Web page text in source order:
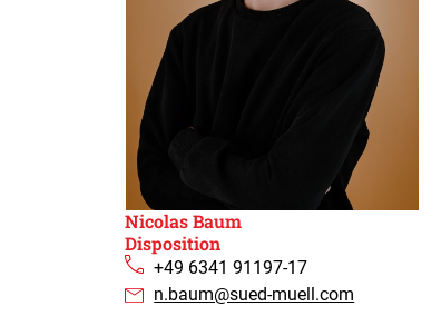
Nicolas Baum​
Disposition
+49 6341 91197-17
n.baum@sued-muell.com